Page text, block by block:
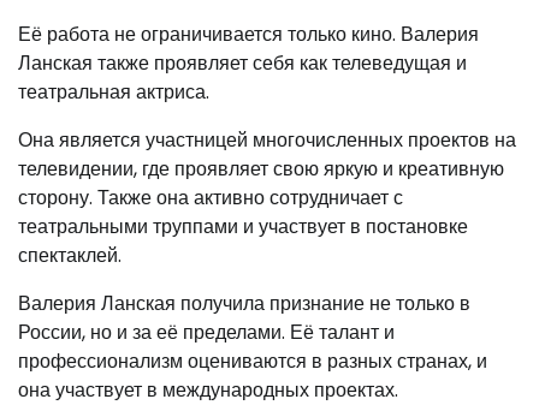
Её работа не ограничивается только кино. Валерия
Ланская также проявляет себя как телеведущая и
театральная актриса.
Она является участницей многочисленных проектов на
телевидении, где проявляет свою яркую и креативную
сторону. Также она активно сотрудничает с
театральными труппами и участвует в постановке
спектаклей.
Валерия Ланская получила признание не только в
России, но и за её пределами. Её талант и
профессионализм оцениваются в разных странах, и
она участвует в международных проектах.